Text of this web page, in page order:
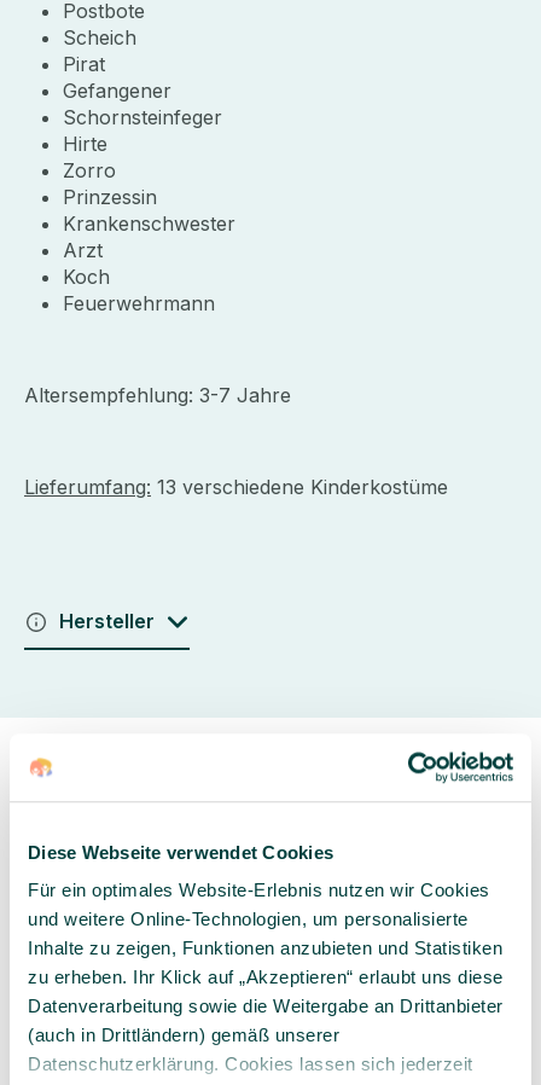
Diese Webseite verwendet Cookies
Für ein optimales Website-Erlebnis nutzen wir Cookies
und weitere Online-Technologien, um personalisierte
Inhalte zu zeigen, Funktionen anzubieten und Statistiken
zu erheben. Ihr Klick auf „Akzeptieren“ erlaubt uns diese
Datenverarbeitung sowie die Weitergabe an Drittanbieter
(auch in Drittländern) gemäß unserer
Datenschutzerklärung. Cookies lassen sich jederzeit
Postbote
Scheich
Pirat
Gefangener
Schornsteinfeger
Hirte
Zorro
Prinzessin
Krankenschwester
Arzt
Koch
Feuerwehrmann
Altersempfehlung: 3-7 Jahre
Lieferumfang: 13 verschiedene Kinderkostüme
Hersteller
Sorgfältig ausgewähltes
Produktsortiment
Kompetente und
individuelle Beratung
Geprüfte Lieferkette
1-3 Werktage Lieferzeit